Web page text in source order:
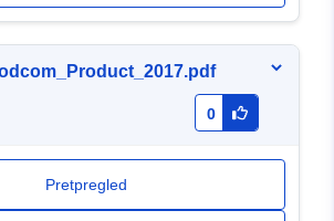
0
Pretpregled